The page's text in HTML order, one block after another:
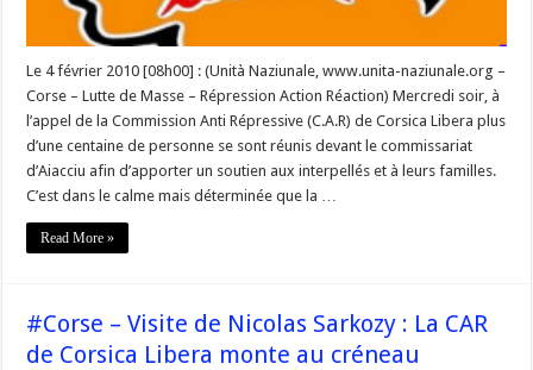
Répressive
Corsica
Libera
Le 4 février 2010 [08h00] : (Unità Naziunale, www.unita-naziunale.org –
Corse – Lutte de Masse – Répression Action Réaction) Mercredi soir, à
l’appel de la Commission Anti Répressive (C.A.R) de Corsica Libera plus
d’une centaine de personne se sont réunis devant le commissariat
d’Aiacciu afin d’apporter un soutien aux interpellés et à leurs familles.
C’est dans le calme mais déterminée que la …
Read More »
#Corse – Visite de Nicolas Sarkozy : La CAR
de Corsica Libera monte au créneau